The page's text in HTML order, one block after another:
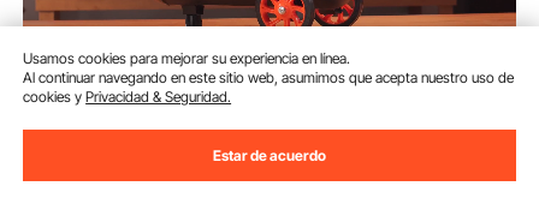
VEVOR Compresor de Aire
Silencioso de 8 L Compresor de
Automóviles Inflado de
Neumáticos Pintura a Pistola
10990
Usamos cookies para mejorar su experiencia en línea.
Al continuar navegando en este sitio web, asumimos que acepta nuestro uso de
cookies yPrivacidad & Seguridad.
Estar de acuerdo